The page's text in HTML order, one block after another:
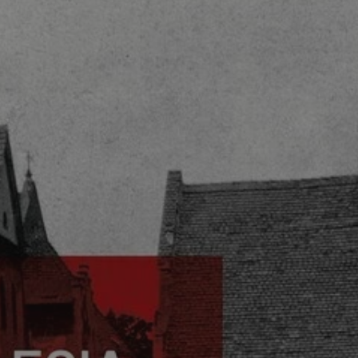
identyfikatora
obsługuje
optymalizacji
przechowywania
do usług
czy użytkownik
lub reklamy.
o zgodzie
dotyczących
z witryny.
prywatności
przestrzeganie